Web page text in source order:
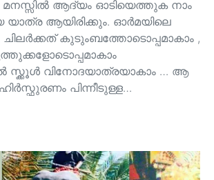
മനസ്സിൽ ആദ്യം ഓടിയെത്തുക നാം
ആയിരിക്കും. ഓർമയിലെ
കുടുംബത്തോടൊപ്പമാകാം ,
സ്ക്കൂൾ വിനോദയാത്രയാകാം … ആ
പിന്നീടുള്ള…